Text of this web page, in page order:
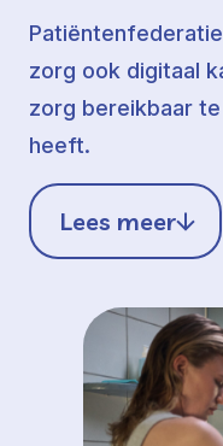
zorg ook digitaal
zorg bereikbaar
heeft.
Lees meer